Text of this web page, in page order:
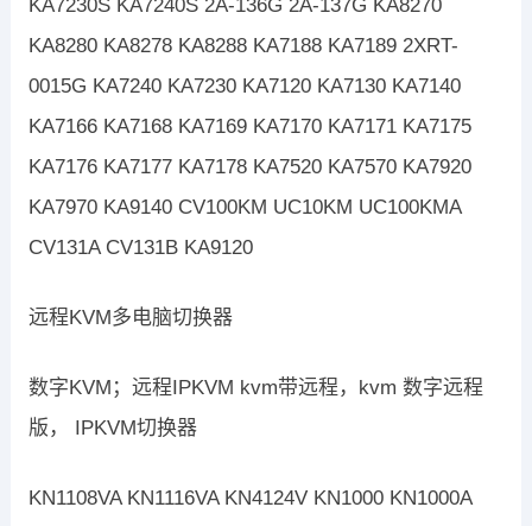
KA7230S KA7240S 2A-136G 2A-137G KA8270
KA8280 KA8278 KA8288 KA7188 KA7189 2XRT-
0015G KA7240 KA7230 KA7120 KA7130 KA7140
KA7166 KA7168 KA7169 KA7170 KA7171 KA7175
KA7176 KA7177 KA7178 KA7520 KA7570 KA7920
KA7970 KA9140 CV100KM UC10KM UC100KMA
CV131A CV131B KA9120
远程KVM多电脑切换器
数字KVM；远程IPKVM kvm带远程，kvm 数字远程
版， IPKVM切换器
KN1108VA KN1116VA KN4124V KN1000 KN1000A